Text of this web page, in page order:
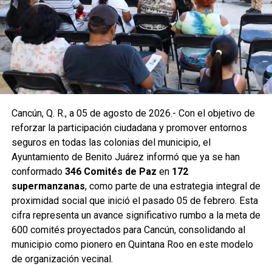
Supermanzana 201 se construyó uno más en la
intersección de las avenidas Hacienda de Chunchucmil y
Hacienda de la Ciénega. Estas acciones forman parte de
un programa mayor que incluye trabajos en las
supermanzanas 93, 94, 95, 96, 99, 100, 101, 102, 105, 251,
255 y 517.
Como parte de las labores permanentes de prevención,
también se realizaron desazolves en pozos de absorción
de las supermanzanas 213 y 235, donde personal de
Servicios Públicos retiró basura vegetal, tierra y otros
desechos que obstruyen el flujo pluvial. En la
Supermanzana 235 se complementó la jornada con una
brigada de descacharrización para evitar la formación de
basureros clandestinos y promover la correcta
disposición de muebles, electrodomésticos y llantas.
Fuente: 5to Poder Agencia de Noticias
Cancún, Q. R., a 05 de agosto de 2026.- Con el objetivo de
reforzar la participación ciudadana y promover entornos
seguros en todas las colonias del municipio, el
Ayuntamiento de Benito Juárez informó que ya se han
conformado 346 Comités de Paz en 172
supermanzanas, como parte de una estrategia integral de
proximidad social que inició el pasado 05 de febrero. Esta
cifra representa un avance significativo rumbo a la meta de
600 comités proyectados para Cancún, consolidando al
municipio como pionero en Quintana Roo en este modelo
de organización vecinal.